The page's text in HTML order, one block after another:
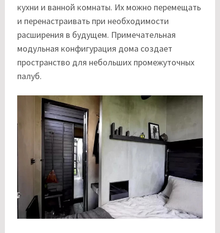
кухни и ванной комнаты. Их можно перемещать
и перенастраивать при необходимости
расширения в будущем. Примечательная
модульная конфигурация дома создает
пространство для небольших промежуточных
палуб.